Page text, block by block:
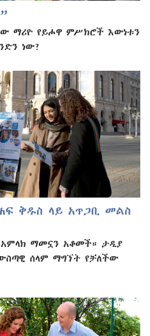
ማሪዮ የይሖዋ ምሥክሮች እውነቱን
ነው?
ቅዱስ ላይ አጥጋቢ መልስ
ማመኗን አቆመች። ታዲያ
ሰላም ማግኘት የቻለችው